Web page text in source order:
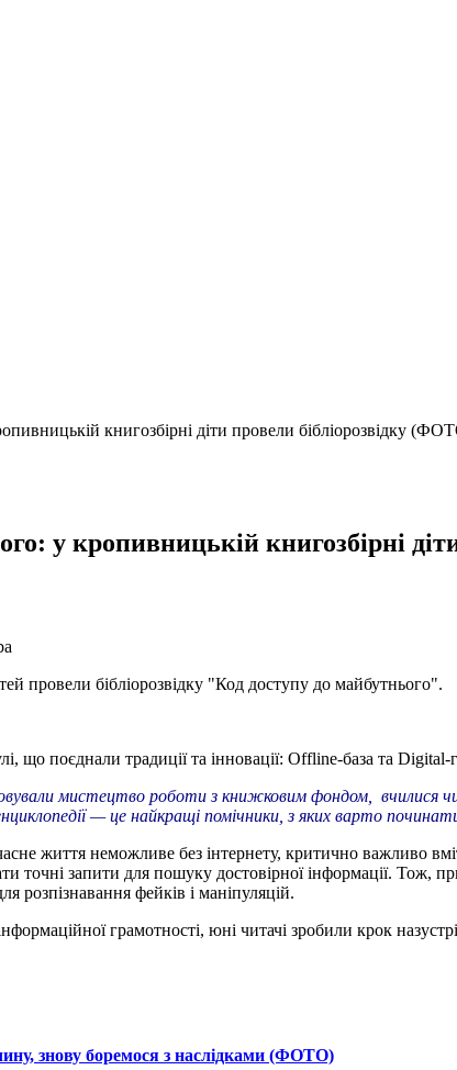
книгозбірні діти провели бібліорозвідку
у кропивницькій книгозбірні
провели бібліорозвідку "Код доступу до майбутнього".
що поєднали традиції та інновації: Offline-база та Digital-
мистецтво роботи з книжковим фондом, вчилися
— це найкращі помічники, з яких варто
життя неможливе без інтернету, критично важливо
точні запити для пошуку достовірної інформації. Тож,
розпізнавання фейків і маніпуляцій.
грамотності, юні читачі зробили крок
знову боремося з наслідками (ФОТО)